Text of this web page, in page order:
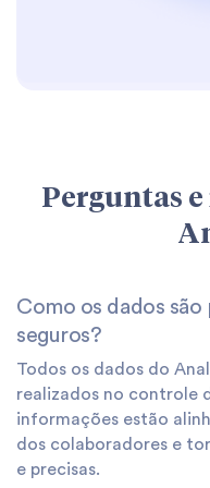
Perguntas
Como os dados são
seguros?
Todos os dados do
realizados no controle
informações estão
dos colaboradores e
e precisas.